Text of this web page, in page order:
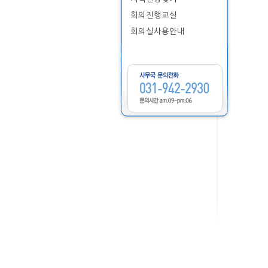
회의진행교실
회의실사용안내